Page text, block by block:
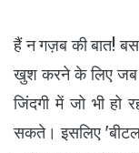
हैं न गज़ब की बात!
खुश करने के लिए जब
जिंदगी में जो भी हो
सकते। इसलिए